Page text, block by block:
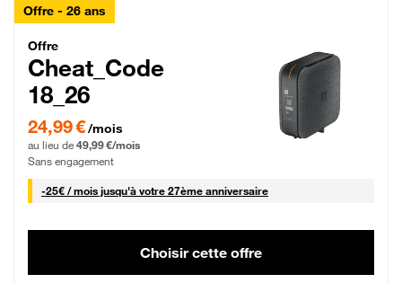
Offre - 26 ans
Cheat_Code Fibre_18_26
Offre
Cheat_Code
18_26
24,99 € par mois pendant 0 mois puis 49,99 € par mois, Sans engagement
24,99 €/mois
au lieu de 49,99 €/mois
Sans engagement
-25€ / mois25 € par mois
jusqu'à votre 27ème anniversaire
Choisir cette offre